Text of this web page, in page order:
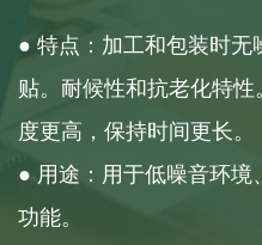
● 特点：加工和包装时无
贴。耐候性和抗老化特
度更高，保持时间更长。
● 用途：用于低噪音环境
功能。